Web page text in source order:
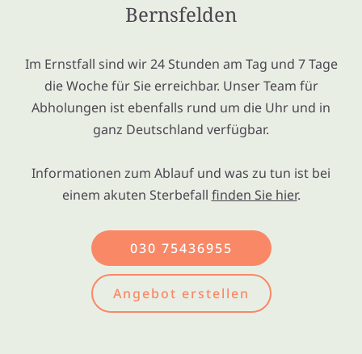
Bernsfelden
Im Ernstfall sind wir 24 Stunden am Tag und 7 Tage
die Woche für Sie erreichbar. Unser Team für
Abholungen ist ebenfalls rund um die Uhr und in
ganz Deutschland verfügbar.
Informationen zum Ablauf und was zu tun ist bei
einem akuten Sterbefall finden Sie hier.
030 75436955
Angebot erstellen